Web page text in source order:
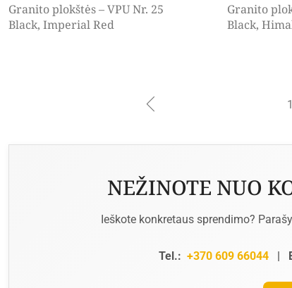
Granito plokštės – VPU Nr. 25
Black, Imperial Red
Granito
Black,
1
NEŽINOTE NUO
Ieškote konkretaus sprendimo?
Tel.: +370 609 66044 |